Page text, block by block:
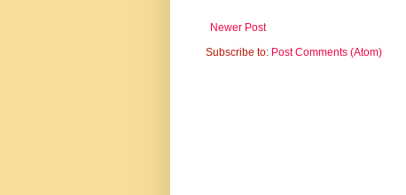
Newer Post
Subscribe to: Post Comments (Atom)